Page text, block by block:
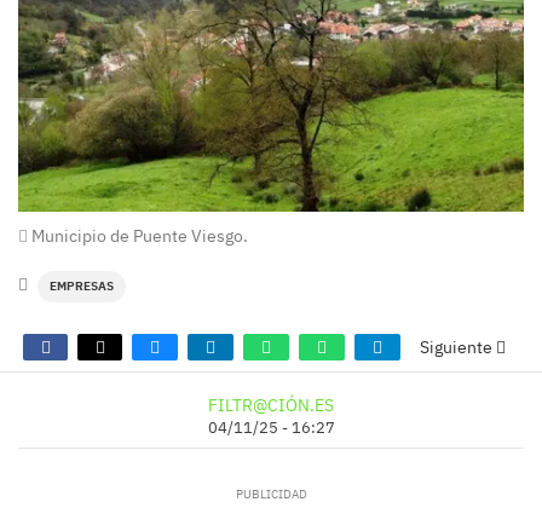
Municipio de Puente Viesgo.
EMPRESAS
Siguiente
FILTR@CIÓN.ES
04/11/25 - 16:27